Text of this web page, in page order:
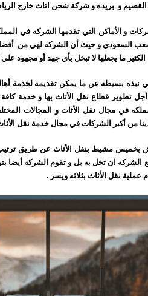
و بريده و شركة شحن اثاث خارج
و الأماكن التي تقدمها الشركه في
السعودي و حيث أن الشركه لهي من
ما يجعلها لا تبخل بأي جهد أو مجهود
بسيطه عن ما يمكن تقديمه لخدمة أهالي
تطوير قطاع نقل الأثاث بها و خدمة كافة
في مجال نقل الأثاث و المجالات
من أكبر الشركات في مجال خدمة نقل
مشيط بنقل الأثاث عن طريق
ان تخل به بل و تقوم الشركه أيضا
عملية نقل الأثاث بثلاثه ويسر .